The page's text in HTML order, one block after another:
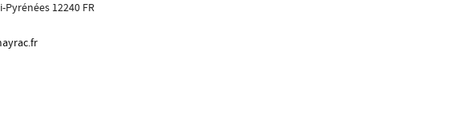
Pyrénées 12240 FR